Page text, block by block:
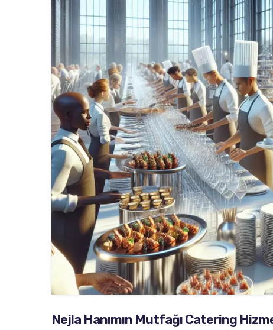
Nejla Hanımın Mutfağı Catering